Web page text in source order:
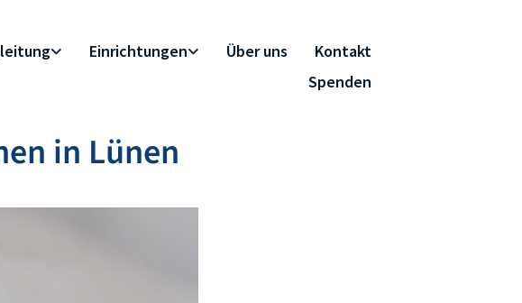
Einrichtungen Über uns
Kontakt
Spenden
in Lünen